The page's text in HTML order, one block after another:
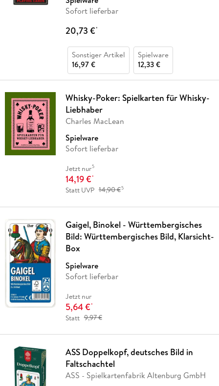
Sofort lieferbar
20,73 €*
Sonstiger Artikel
16,97 €
Spielware
12,33 €
Whisky-Poker: Spielkarten für Whisky-
Liebhaber
Charles MacLean
Spielware
Sofort lieferbar
Jetzt nur5
14,19 €*
Statt UVP 14,90 €5
Gaigel, Binokel - Württembergisches
Bild: Württembergisches Bild, Klarsicht-
Box
Spielware
Sofort lieferbar
Jetzt nur
5,64 €*
Statt 9,97 €
ASS Doppelkopf, deutsches Bild in
Faltschachtel
ASS - Spielkartenfabrik Altenburg GmbH